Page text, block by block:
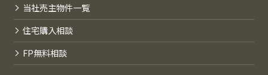
当社売主物件一覧
住宅購入相談
FP無料相談